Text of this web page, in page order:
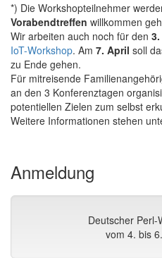
*) Die Workshopteilnehmer
Vorabendtreffen willkommen
Wir arbeiten auch noch für den
IoT-Workshop. Am 7. April soll
zu Ende gehen.
Für mitreisende
an den 3 Konferenztagen
potentiellen Zielen zum selbst
Weitere Informationen stehen
Anmeldung
Deutscher Perl-
vom 4. bis